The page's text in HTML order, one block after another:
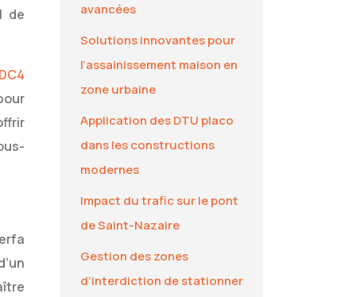
de
avancées
Solutions innovantes pour
l’assainissement maison en
zone urbaine
Application des DTU placo
dans les constructions
modernes
Impact du trafic sur le pont
de Saint-Nazaire
Gestion des zones
d’interdiction de stationner